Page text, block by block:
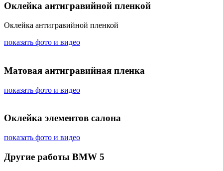
Оклейка антигравийной пленкой
Оклейка антигравийной пленкой
показать фото и видео
Матовая антигравийная пленка
показать фото и видео
Оклейка элементов салона
показать фото и видео
Другие работы BMW 5